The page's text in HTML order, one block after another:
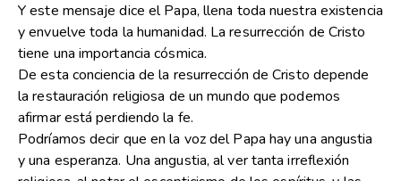
Y este mensaje dice el Papa, llena toda nuestra existencia
y envuelve toda la humanidad. La resurrección de Cristo
tiene una importancia cósmica.
De esta conciencia de la resurrección de Cristo depende
la restauración religiosa de un mundo que podemos
afirmar está perdiendo la fe.
Podríamos decir que en la voz del Papa hay una angustia
y una esperanza. Una angustia, al ver tanta irreflexión